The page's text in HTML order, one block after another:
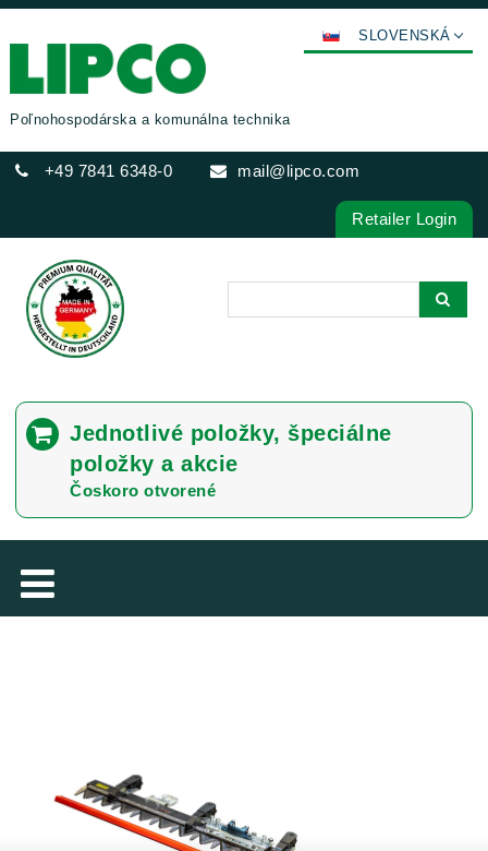
Poľnohospodárska a komunálna technika
+49 7841 6348-0 mail@lipco.com
POLSKI
ITALIANO
ČEŠTINA
PORTUGUÊS
SLOVENSKÁ
Retailer Login
Jednotlivé položky, špeciálne
položky a akcie
Čoskoro otvorené